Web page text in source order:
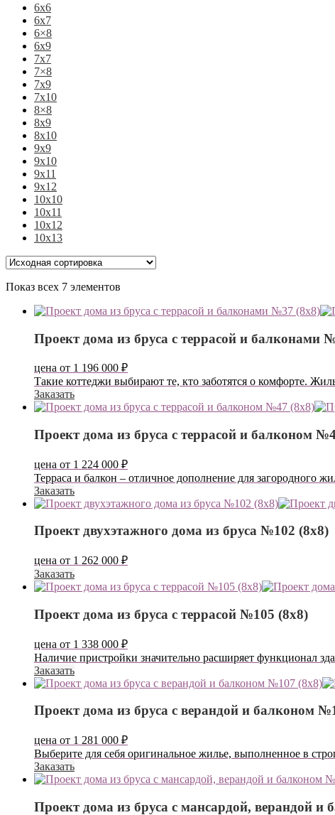
6х6
6х7
6×8
6х9
7х7
7×8
7х9
7х10
8×8
8х9
8х10
9х9
9х10
9х11
9х12
10х10
10х11
10х12
10х13
Показ всех 7 элементов
Проект дома из бруса с террасой и балконами
цена от 1 196 000 ₽
Такие коттеджи выбирают те, кто заботятся о комфорте.
Заказать
Проект дома из бруса с террасой и балконом
цена от 1 224 000 ₽
Терраса и балкон – отличное дополнение для загородного
Заказать
Проект двухэтажного дома из бруса №102 (8х8)
цена от 1 262 000 ₽
Заказать
Проект дома из бруса с террасой №105 (8х8)
цена от 1 338 000 ₽
Наличие пристройки значительно расширяет функционал
Заказать
Проект дома из бруса с верандой и балконом
цена от 1 281 000 ₽
Выберите для себя оригинальное жилье, выполненное в
Заказать
Проект дома из бруса с мансардой, верандой и